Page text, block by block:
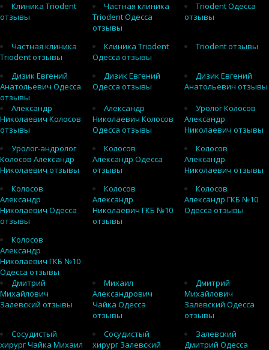
Клиника Triodent
отзывы
Частная клиника
Triodent Одесса
отзывы
Triodent Одесса
отзывы
Частная клиника
Triodent отзывы
Клиника Triodent
Одесса отзывы
Triodent отзывы
Дизик Евгений
Анатольевич Одесса
отзывы
Дизик Евгений
Одесса отзывы
Дизик Евгений
Анатольевич отзывы
Александр
Николаевич Колосов
отзывы
Александр
Николаевич Колосов
Одесса отзывы
Уролог Колосов
Александр
Николаевич отзывы
Уролог-андролог
Колосов Александр
Николаевич отзывы
Колосов
Александр Одесса
отзывы
Колосов
Александр
Николаевич отзывы
Колосов
Александр
Николаевич Одесса
отзывы
Колосов
Александр
Николаевич ГКБ №10
отзывы
Колосов
Александр ГКБ №10
Одесса отзывы
Колосов
Александр
Николаевич ГКБ №10
Одесса отзывы
Дмитрий
Михайлович
Залевский отзывы
Михаил
Александрович
Чайка Одесса
отзывы
Дмитрий
Михайлович
Залевский Одесса
отзывы
Сосудистый
хирург Чайка Михаил
Сосудистый
хирург Залевский
Залевский
Дмитрий Одесса